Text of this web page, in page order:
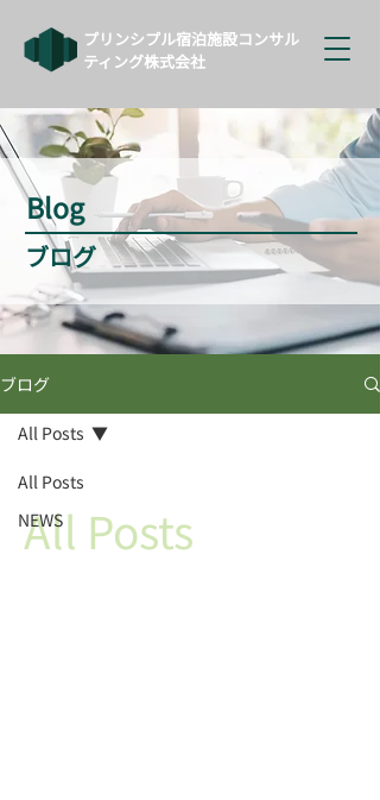
プリンシプル宿泊施設コンサル
ティング株式会社
Blog
ブログ
ブログ
All Posts
NEWS
All Posts
All Posts